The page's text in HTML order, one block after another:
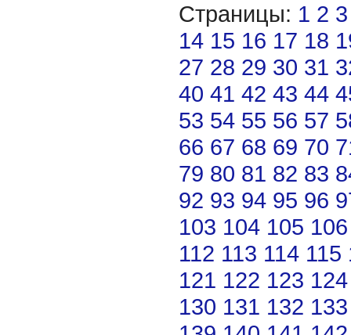
Страницы: 1 2 3
14 15 16 17 18
27 28 29 30 31
40 41 42 43 44
53 54 55 56 57
66 67 68 69 70
79 80 81 82 83
92 93 94 95 96
103 104 105 106
112 113 114 115
121 122 123 124
130 131 132 133